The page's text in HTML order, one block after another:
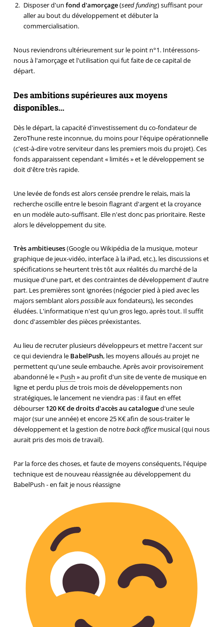
Disposer d'un fond d'amorçage(seed funding) suffisant pour
aller au bout du développement et débuter la
commercialisation.
Nous reviendrons ultérieurement sur le point n°1. Intéressons-
nous à l'amorçage et l'utilisation qui fut faite de ce capital de
départ.
Des ambitions supérieures aux moyens
disponibles...
Dès le départ, la capacité d'investissement du co-fondateur de
ZeroThune reste inconnue, du moins pour l'équipe opérationnelle
(c'est-à-dire votre serviteur dans les premiers mois du projet). Ces
fonds apparaissent cependant « limités » et le développement se
doit d'être très rapide.
Une levée de fonds est alors censée prendre le relais, mais la
recherche oscille entre le besoin flagrant d'argent et la croyance
en un modèle auto-suffisant. Elle n'est donc pas prioritaire. Reste
alors le développement du site.
Très ambitieuses(Google ou Wikipédia de la musique, moteur
graphique de jeux-vidéo, interface à la iPad, etc.), les discussions et
spécifications se heurtent très tôt aux réalités du marché de la
musique d'une part, et des contraintes de développement d'autre
part. Les premières sont ignorées (négocier pied à pied avec les
majors semblant alorspossibleaux fondateurs), les secondes
éludées. L'informatique n'est qu'un gros lego, après tout. Il suffit
donc d'assembler des pièces préexistantes.
Au lieu de recruter plusieurs développeurs et mettre l'accent sur
ce qui deviendra le BabelPush, les moyens alloués au projet ne
permettent qu'une seule embauche. Après avoir provisoirement
abandonné le « Push » au profit d'un site de vente de musique en
ligne et perdu plus de trois mois de développements non
stratégiques, le lancement ne viendra pas : il faut en effet
débourser 120 K€ de droits d'accès au catalogued'une seule
major (sur une année) et encore 25 K€ afin de sous-traiter le
développement et la gestion de notreback officemusical (qui nous
aurait pris des mois de travail).
Par la force des choses, et faute de moyens conséquents, l'équipe
technique est de nouveau réassignée au développement du
BabelPush - en fait je nous réassigne